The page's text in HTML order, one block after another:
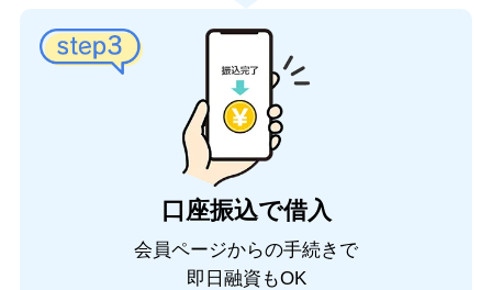
口座振込で借入
会員ページからの手続きで
即日融資もOK